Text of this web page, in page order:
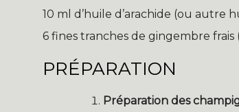
10 ml d’huile d’arachide (ou autre
6 fines tranches de gingembre
PRÉPARATION
Préparation des